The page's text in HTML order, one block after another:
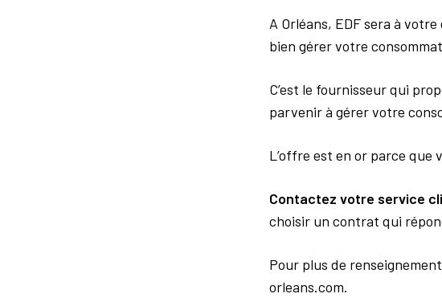
A Orléans, EDF sera à
bien gérer votre
C’est le fournisseur qui
parvenir à gérer votre
L’offre est en or parce
Contactez votre service
choisir un contrat qui
Pour plus de
orleans.com.